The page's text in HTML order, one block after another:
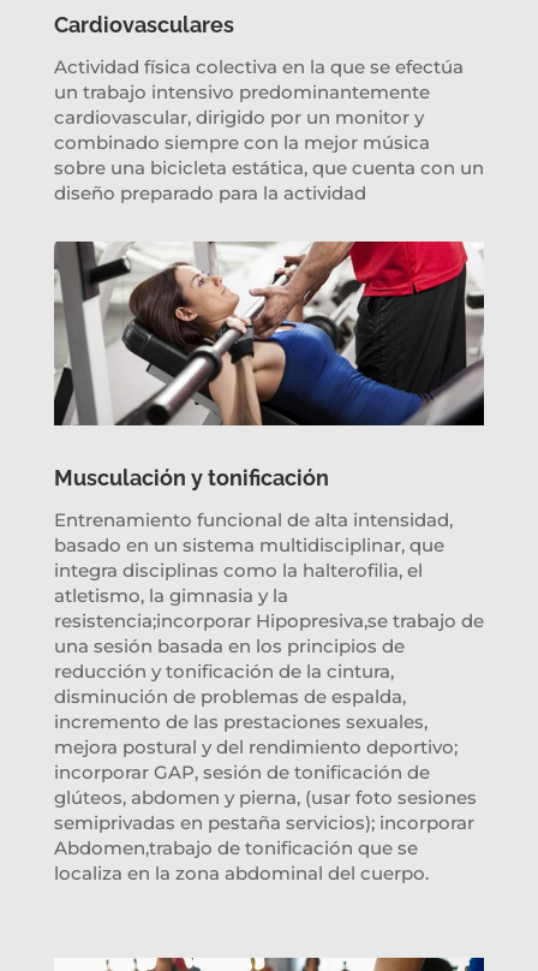
Cardiovasculares
Actividad física colectiva en la que se efectúa
un trabajo intensivo predominantemente
cardiovascular, dirigido por un monitor y
combinado siempre con la mejor música
sobre una bicicleta estática, que cuenta con un
diseño preparado para la actividad
Musculación y tonificación
Entrenamiento funcional de alta intensidad,
basado en un sistema multidisciplinar, que
integra disciplinas como la halterofilia, el
atletismo, la gimnasia y la
resistencia;incorporar Hipopresiva,se trabajo de
una sesión basada en los principios de
reducción y tonificación de la cintura,
disminución de problemas de espalda,
incremento de las prestaciones sexuales,
mejora postural y del rendimiento deportivo;
incorporar GAP, sesión de tonificación de
glúteos, abdomen y pierna, (usar foto sesiones
semiprivadas en pestaña servicios); incorporar
Abdomen,trabajo de tonificación que se
localiza en la zona abdominal del cuerpo.